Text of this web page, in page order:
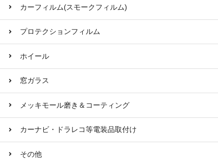
カーフィルム(スモークフィルム)
プロテクションフィルム
ホイール
窓ガラス
メッキモール磨き＆コーティング
カーナビ・ドラレコ等電装品取付け
その他